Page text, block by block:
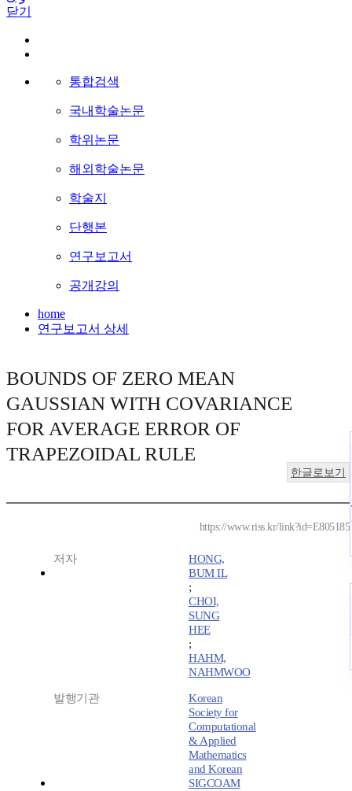
닫기
통합검색
국내학술논문
학위논문
해외학술논문
학술지
단행본
연구보고서
공개강의
home
연구보고서 상세
BOUNDS OF ZERO MEAN
GAUSSIAN WITH COVARIANCE
FOR AVERAGE ERROR OF
TRAPEZOIDAL RULE
한글로보기
https://www.riss.kr/link?id=E805185
저자
HONG,
BUM IL
;
CHOI,
SUNG
HEE
;
HAHM,
NAHMWOO
발행기관
Korean
Society for
Computational
& Applied
Mathematics
and Korean
SIGCOAM